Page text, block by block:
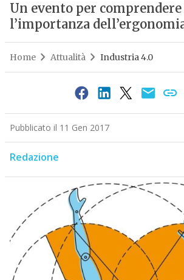
Un evento per comprendere
l’importanza
Home Attualità Industria 4.0
Pubblicato il 11 Gen 2017
Redazione